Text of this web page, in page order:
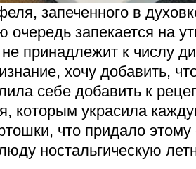
запеченного в
очередь запекается на
принадлежит к числу
хочу добавить,
себе добавить к
которым украсила
что придало
ностальгическую